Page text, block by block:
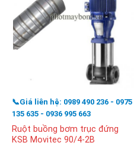
📞Giá liên hệ: 0989 490 236 - 0975
135 635 - 0936 995 663
Ruột buồng bơm trục đứng
KSB Movitec 90/4-2B